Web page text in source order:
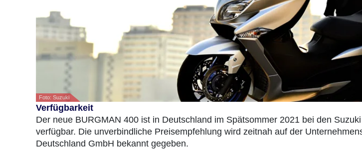
Foto: Suzuki
Verfügbarkeit
Der neue BURGMAN 400 ist in Deutschland im Spätsommer 2021 bei den
verfügbar. Die unverbindliche Preisempfehlung wird zeitnah auf der
Deutschland GmbH bekannt gegeben.